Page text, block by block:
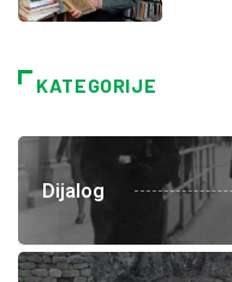
KATEGORIJE
Dijalog